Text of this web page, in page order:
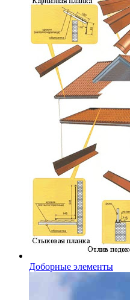
Доборные элементы